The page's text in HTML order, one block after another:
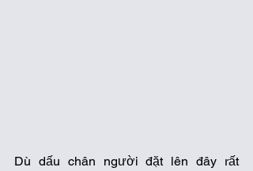
Dù dấu chân người đặt lên đây rất